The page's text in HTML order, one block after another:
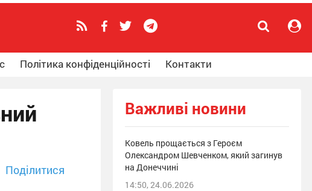
Політика конфіденційності Контакти
Поділитися
Важливі новини
Ковель прощається з Героєм
Олександром Шевченком, який загинув
на Донеччині
14:50, 24.06.2026